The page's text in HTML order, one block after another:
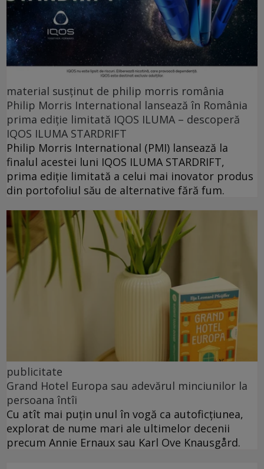
material susținut de philip morris românia
Philip Morris International lansează în România
prima ediție limitată IQOS ILUMA – descoperă
IQOS ILUMA STARDRIFT
Philip Morris International (PMI) lansează la
finalul acestei luni IQOS ILUMA STARDRIFT,
prima ediție limitată a celui mai inovator produs
din portofoliul său de alternative fără fum.
publicitate
Grand Hotel Europa sau adevărul minciunilor la
persoana întîi
Cu atît mai puțin unul în vogă ca autoficțiunea,
explorat de nume mari ale ultimelor decenii
precum Annie Ernaux sau Karl Ove Knausgård.